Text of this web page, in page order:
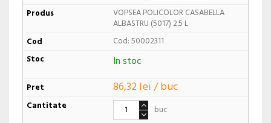
VOPSEA POLICOLOR CASABELLA
ALBASTRU (5017) 2.5 L
Cod: 50002311
In stoc
86,32 lei / buc
buc